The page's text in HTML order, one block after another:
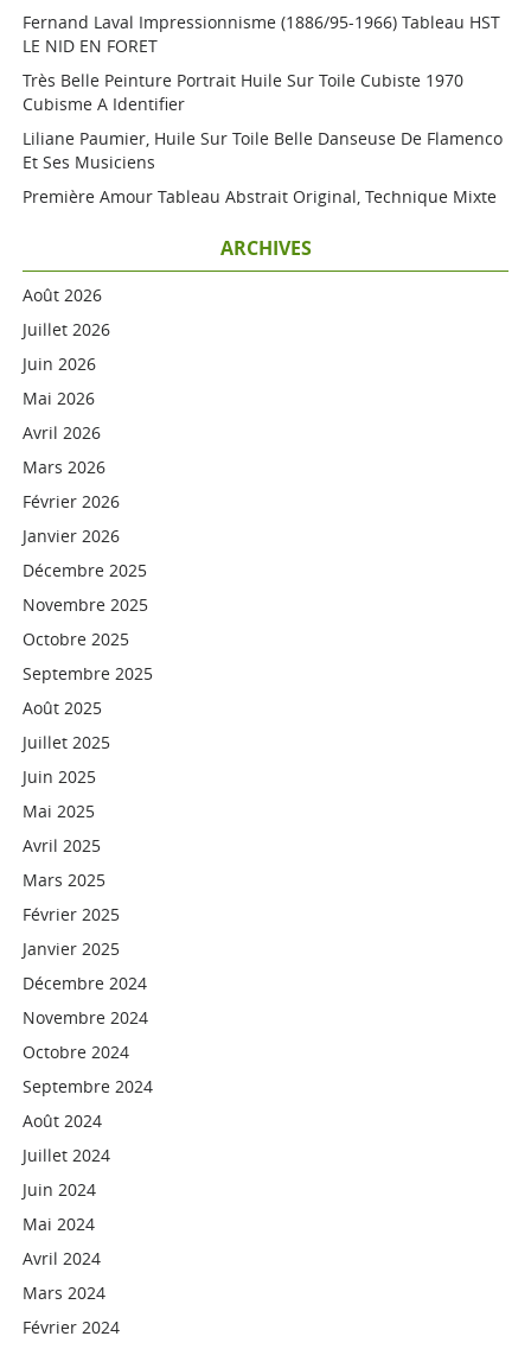
Fernand Laval Impressionnisme (1886/95-1966) Tableau HST
LE NID EN FORET
Très Belle Peinture Portrait Huile Sur Toile Cubiste 1970
Cubisme A Identifier
Liliane Paumier, Huile Sur Toile Belle Danseuse De Flamenco
Et Ses Musiciens
Première Amour Tableau Abstrait Original, Technique Mixte
ARCHIVES
Août 2026
Juillet 2026
Juin 2026
Mai 2026
Avril 2026
Mars 2026
Février 2026
Janvier 2026
Décembre 2025
Novembre 2025
Octobre 2025
Septembre 2025
Août 2025
Juillet 2025
Juin 2025
Mai 2025
Avril 2025
Mars 2025
Février 2025
Janvier 2025
Décembre 2024
Novembre 2024
Octobre 2024
Septembre 2024
Août 2024
Juillet 2024
Juin 2024
Mai 2024
Avril 2024
Mars 2024
Février 2024